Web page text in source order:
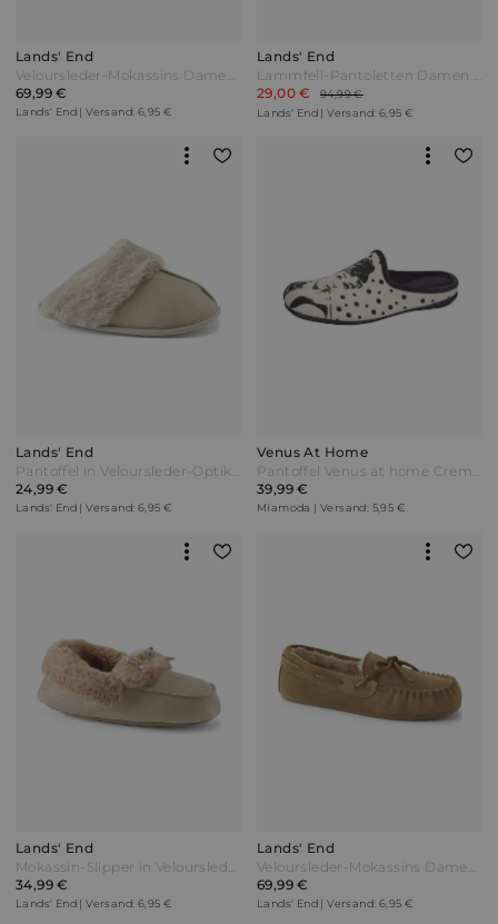
Lands' End
Veloursleder-Mokassins Damen Blau by Lands' End
69,99 €
Lands' End | Versand: 6,95 €
Lands' End
Lammfell-Pantoletten Damen Lila by Lands' End
29,00 €
94,99 €
Lands' End | Versand: 6,95 €
Lands' End
Pantoffel in Veloursleder-Optik Damen Weiß by Lands' End
24,99 €
Lands' End | Versand: 6,95 €
Venus At Home
Pantoffel Venus at home Creme-Weiß/Schwarz Beige
39,99 €
Miamoda | Versand: 5,95 €
Lands' End
Mokassin-Slipper in Veloursleder-Optik Damen Weiß by Lands' End
34,99 €
Lands' End | Versand: 6,95 €
Lands' End
Veloursleder-Mokassins Damen Beige by Lands' End
69,99 €
Lands' End | Versand: 6,95 €